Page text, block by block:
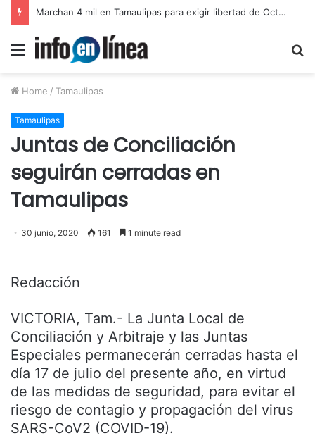
Marchan 4 mil en Tamaulipas para exigir libertad de Octavio Leal Moncada
Menu
Home / Tamaulipas
Tamaulipas
Juntas de Conciliación
seguirán cerradas en
Tamaulipas
30 junio, 2020 161 1 minute read
Redacción
VICTORIA, Tam.- La Junta Local de
Conciliación y Arbitraje y las Juntas
Especiales permanecerán cerradas hasta el
día 17 de julio del presente año, en virtud
de las medidas de seguridad, para evitar el
riesgo de contagio y propagación del virus
SARS-CoV2 (COVID-19).